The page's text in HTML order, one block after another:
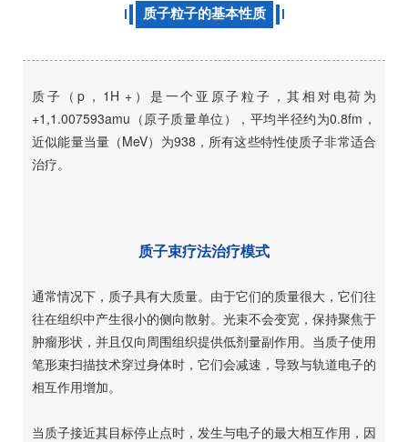
质子粒子的基本性质
质子（p，1H +）是一个亚原子粒子，其相对电荷为
+1,1.007593amu（原子质量单位），平均半径约为0.8fm，
近似能量当量（MeV）为938，所有这些特性使质子非常适合
治疗。
质子束疗法治疗模式
通常情况下，质子具有大质量。由于它们的质量很大，它们往
往在组织中产生很小的侧向散射。光束不会变宽，保持聚焦于
肿瘤形状，并且仅向周围组织提供低剂量副作用。当质子使用
笔形束扫描技术穿过身体时，它们会减速，导致与轨道电子的
相互作用增加。
当质子接近其目标停止点时，发生与电子的最大相互作用，因